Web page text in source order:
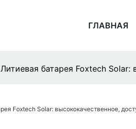
ГЛАВНАЯ
Литиевая батарея Foxtech